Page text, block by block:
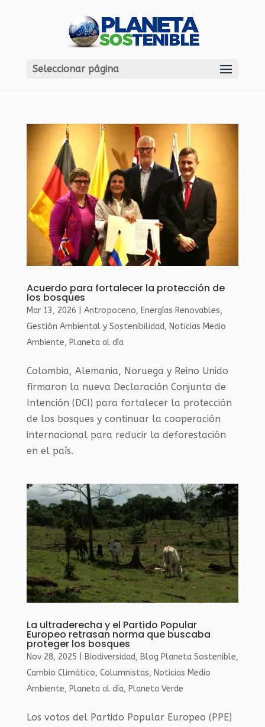
Seleccionar página
Acuerdo para fortalecer la protección de
los bosques
Mar 13, 2026 Antropoceno, Energías Renovables,
Gestión Ambiental y Sostenibilidad, Noticias Medio
Ambiente, Planeta al día
Colombia, Alemania, Noruega y Reino Unido
firmaron la nueva Declaración Conjunta de
Intención (DCI) para fortalecer la protección
de los bosques y continuar la cooperación
internacional para reducir la deforestación
en el país.
La ultraderecha y el Partido Popular
Europeo retrasan norma que buscaba
proteger los bosques
Nov 28, 2025 Biodiversidad, Blog Planeta Sostenible,
Cambio Climático, Columnistas, Noticias Medio
Ambiente, Planeta al día, Planeta Verde
Los votos del Partido Popular Europeo (PPE)